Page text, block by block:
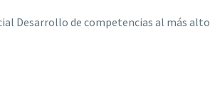
Desarrollo de competencias al más